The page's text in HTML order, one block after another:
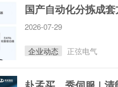
2026-07-29
企业动态 正弦电气